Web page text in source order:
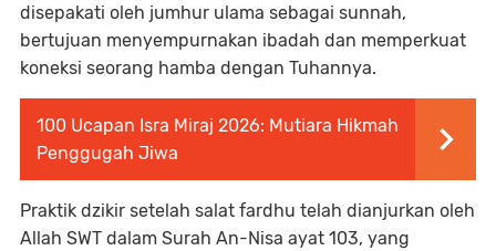
disepakati oleh jumhur ulama sebagai sunnah,
bertujuan menyempurnakan ibadah dan memperkuat
koneksi seorang hamba dengan Tuhannya.
100 Ucapan Isra Miraj 2026: Mutiara Hikmah
Penggugah Jiwa
Praktik dzikir setelah salat fardhu telah dianjurkan oleh
Allah SWT dalam Surah An-Nisa ayat 103, yang